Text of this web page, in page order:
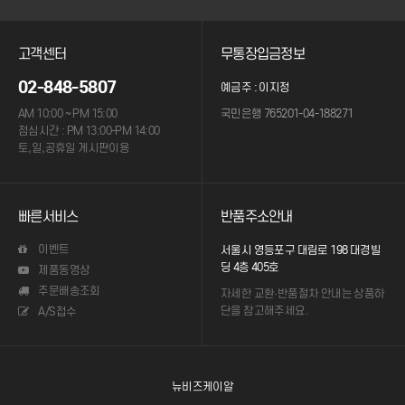
고객센터
02-848-5807
AM 10:00 ~ PM 15:00
점심시간 : PM 13:00-PM 14:00
토,일,공휴일 게시판이용
무통장입금정보
예금주 : 이지정
국민은행 765201-04-188271
빠른서비스
이벤트
제품동영상
주문배송조회
A/S접수
반품주소안내
서울시 영등포구 대림로 198 대경빌
딩 4층 405호
자세한 교환·반품절차 안내는 상품하
단을 참고해주세요.
뉴비즈케이알